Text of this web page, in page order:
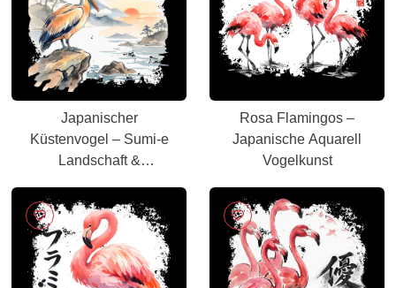
Japanischer
Küstenvogel – Sumi-e
Landschaft &
Rosa Flamingos –
Japanische Aquarell
Vogelkunst